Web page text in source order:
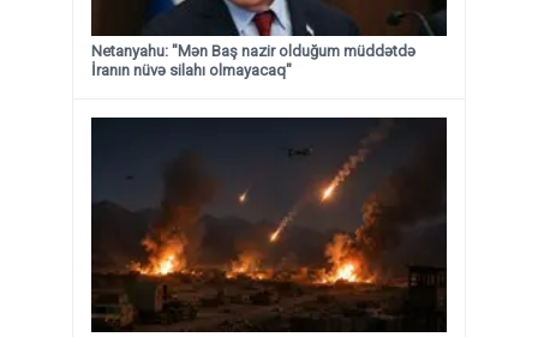
Netanyahu: "Mən Baş nazir olduğum müddətdə
İranın nüvə silahı olmayacaq"